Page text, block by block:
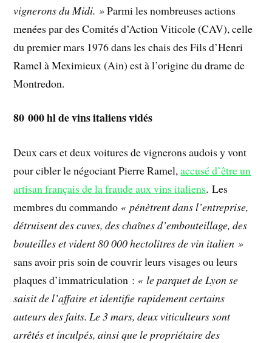
vignerons du Midi. »Parmi les nombreuses actions
menées par des Comités d’Action Viticole (CAV), celle
du premier mars 1976 dans les chais des Fils d’Henri
Ramel à Meximieux (Ain) est à l’origine du drame de
Montredon.
80 000 hl de vins italiens vidés
Deux cars et deux voitures de vignerons audois y vont
pour cibler le négociant Pierre Ramel,accusé d’être un
artisan français de la fraude aux vins italiens. Les
membres du commando « pénètrent dans l’entreprise,
détruisent des cuves, des chaînes d’embouteillage, des
bouteilles et vident 80 000 hectolitres de vin italien »
sans avoir pris soin de couvrir leurs visages ou leurs
plaques d’immatriculation : « le parquet de Lyon se
saisit de l’affaire et identifie rapidement certains
auteurs des faits. Le 3 mars, deux viticulteurs sont
arrêtés et inculpés, ainsi que le propriétaire des